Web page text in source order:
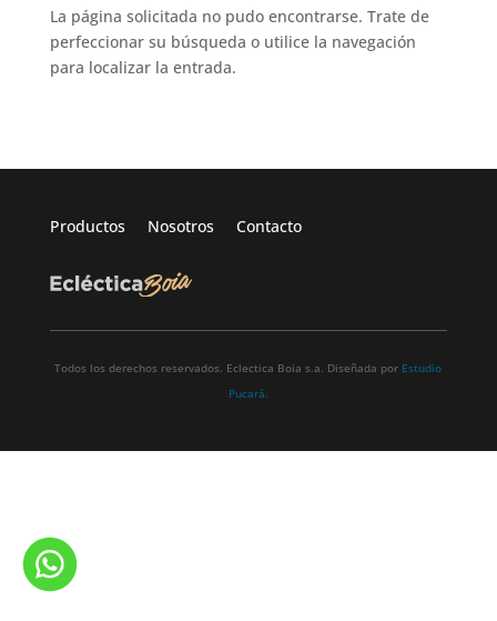
La página solicitada no pudo encontrarse. Trate de
perfeccionar su búsqueda o utilice la navegación
para localizar la entrada.
Productos Nosotros Contacto
Todos los derechos reservados. Eclectica Boia s.a. Diseñada por Estudio
Pucará.